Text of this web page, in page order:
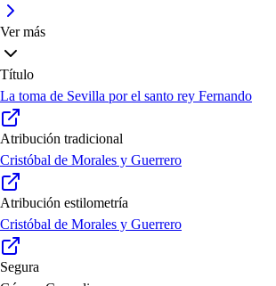
Ver más
Título
La toma de Sevilla por el santo rey Fernando
Atribución tradicional
Cristóbal de Morales y Guerrero
Atribución estilometría
Cristóbal de Morales y Guerrero
Segura